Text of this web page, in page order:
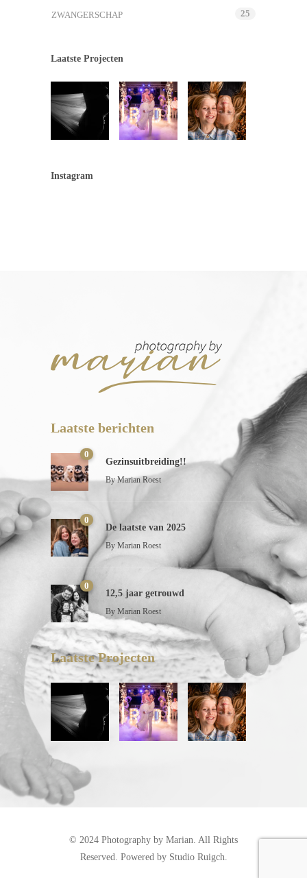
ZWANGERSCHAP 25
Laatste Projecten
Instagram
Laatste berichten
0
Gezinsuitbreiding!!
ByMarian Roest
0
De laatste van 2025
By Marian Roest
0
12,5 jaar getrouwd
By Marian Roest
Laatste Projecten
© 2024 Photography by Marian. All Rights
Reserved. Powered by Studio Ruigch.